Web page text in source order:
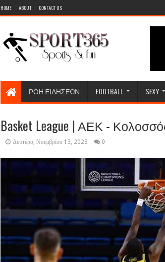
HOME ABOUT CONTACT US
ΡΟΗ ΕΙΔΗΣΕΩΝ FOOTBALL SEXY
Basket League | ΑΕΚ -
Δευτέρα, Νοεμβρίου 13, 2023 0